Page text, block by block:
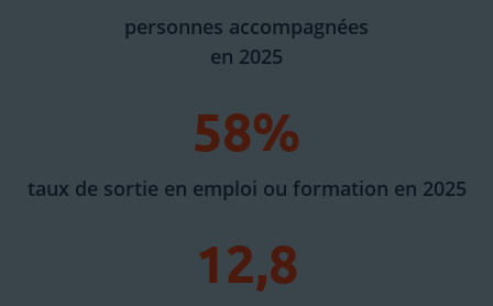
personnes accompagnées
en 2025
58%
taux de sortie en emploi ou formation en 2025
12,8